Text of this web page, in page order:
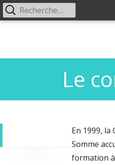
contenu
CJEVL
Comité de jumelage Européen Ville
Menu
Rechercher :
Le
En 1999, la
Somme
formation